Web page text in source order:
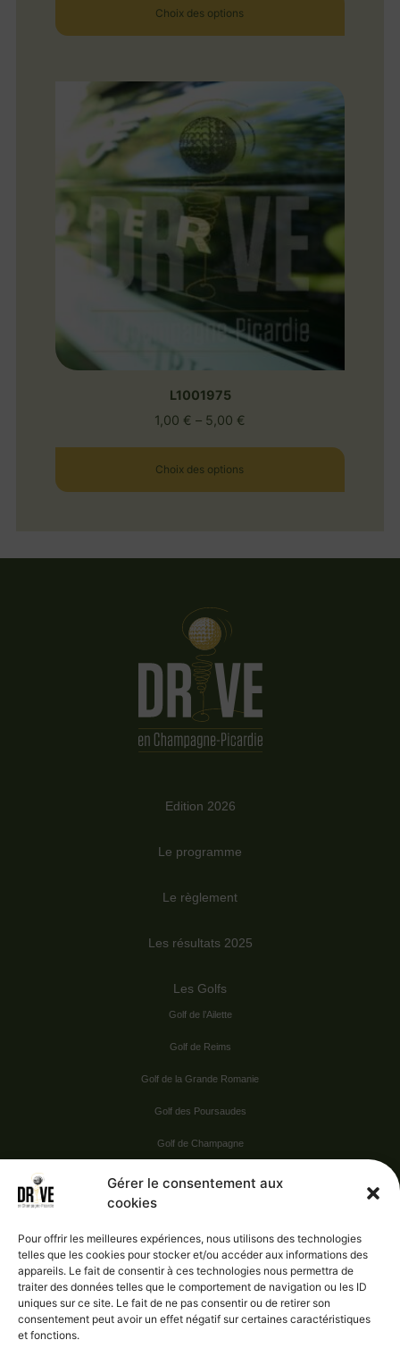
Gérer le consentement aux
cookies
Pour offrir les meilleures expériences, nous utilisons des technologies
telles que les cookies pour stocker et/ou accéder aux informations des
appareils. Le fait de consentir à ces technologies nous permettra de
traiter des données telles que le comportement de navigation ou les ID
uniques sur ce site. Le fait de ne pas consentir ou de retirer son
consentement peut avoir un effet négatif sur certaines caractéristiques
et fonctions.
Choix des options
L1001975
1,00 € – 5,00 €
Choix des options
Edition 2026
Le programme
Le règlement
Les résultats 2025
Les Golfs
Golf de l’Ailette
Golf de Reims
Golf de la Grande Romanie
Golf des Poursaudes
Golf de Champagne
Golf du Val Secret
Vie pratique
Nous contacter